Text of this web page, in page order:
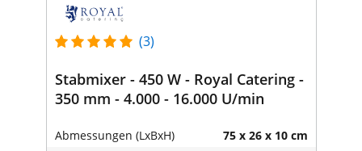
(3)
Stabmixer - 450 W - Royal Catering -
350 mm - 4.000 - 16.000 U/min
Abmessungen (LxBxH) 75 x 26 x 10 cm